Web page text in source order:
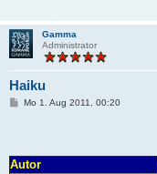
Gamma
Administrator
Haiku
B
a
g
Mo 1. Aug 2011, 00:20
Autor